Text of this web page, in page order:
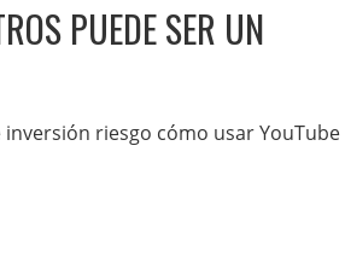
PUEDE SER UN
riesgo cómo usar YouTube